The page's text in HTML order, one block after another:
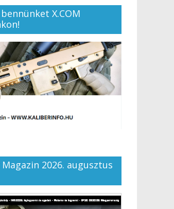
X.COM
2026. augusztus